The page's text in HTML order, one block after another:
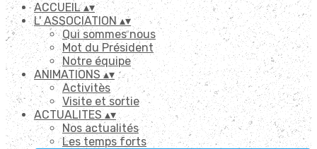
ACCUEIL▴▾
L' ASSOCIATION▴▾
Qui sommes nous
Mot du Président
Notre équipe
ANIMATIONS▴▾
Activitès
Visite et sortie
ACTUALITES ▴▾
Nos actualités
Les temps forts